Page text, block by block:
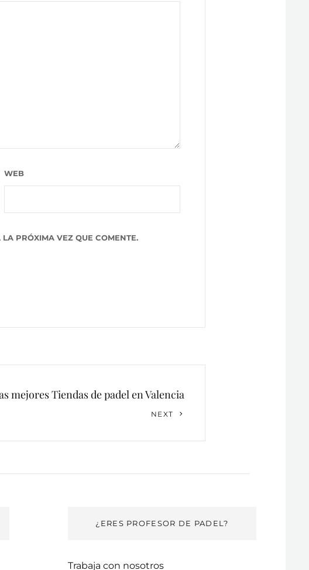
WEB
PRÓXIMA VEZ QUE COMENTE.
mejores Tiendas de padel en Valencia
NEXT
¿ERES PROFESOR DE PADEL?
Trabaja con nosotros